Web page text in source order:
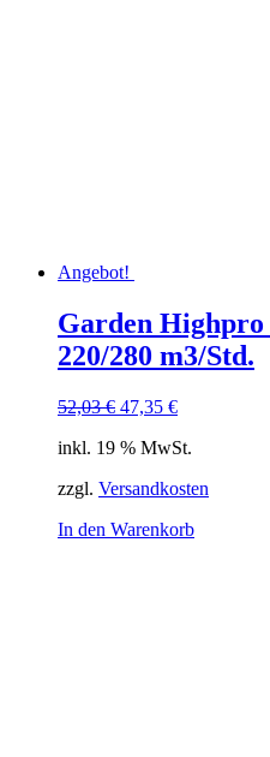
Angebot!
Garden Highpro
220/280 m3/Std.
52,03€ Ursprünglicher
war:
47,35 €Aktueller
ist:
inkl. 19 % MwSt.
zzgl. Versandkosten
In den Warenkorb